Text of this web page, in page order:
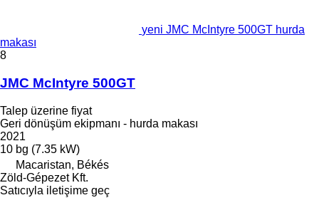
yeni JMC McIntyre 500GT hurda
makası
8
JMC McIntyre 500GT
Talep üzerine fiyat
Geri dönüşüm ekipmanı - hurda makası
2021
10 bg (7.35 kW)
Macaristan, Békés
Zöld-Gépezet Kft.
Satıcıyla iletişime geç